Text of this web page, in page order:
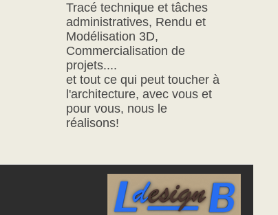
Tracé technique et tâches
administratives, Rendu et
Modélisation 3D,
Commercialisation de
projets....
et tout ce qui peut toucher à
l'architecture, avec vous et
pour vous, nous le
réalisons!